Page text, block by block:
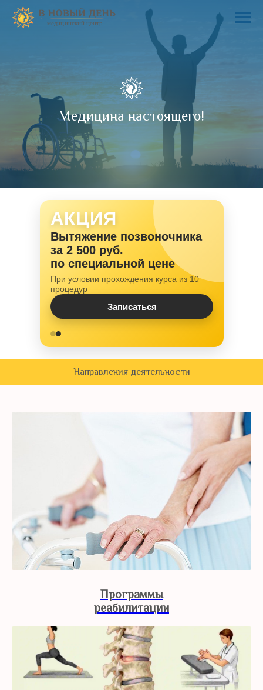
Медицина настоящего!
АКЦИЯ
Консультация невролога
со скидкой50%
в день
обращения
Предложение действует ограниченное
время
Записаться
Направления деятельности
Программы
реабилитации